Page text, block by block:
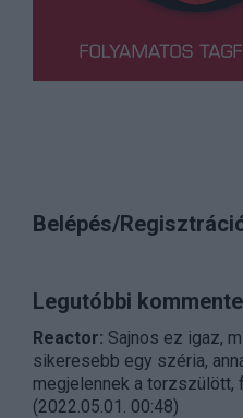
Belépés/
Legutóbbi
Reactor: Sajnos ez igaz,
sikeresebb egy széria,
megjelennek a torzszülött,
(2022.05.01. 00:48)